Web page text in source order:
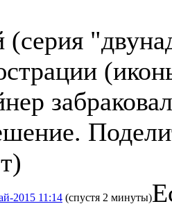
(серия
2015 11:14 (спустя 2 минуты)